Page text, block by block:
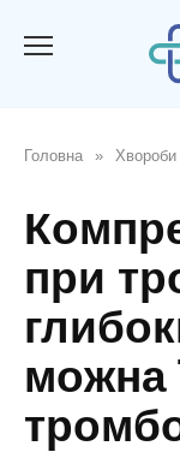
Головна » Хвороби
при
можна